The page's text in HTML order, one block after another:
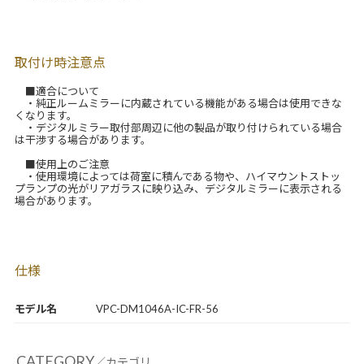
モデル名 VPC-DM1046A-IC-FR-56
取付け時注意点
■適合について
・純正ルームミラーに内蔵されている機能がある場合は使用できな
くなります。
・デジタルミラー取付部周辺に他の製品が取り付けられている場合
は干渉する場合があります。
■使用上のご注意
・使用環境によっては荷室に積んである物や、ハイマウントストッ
プランプの光がリアガラスに映り込み、デジタルミラーに表示される
場合があります。
仕様